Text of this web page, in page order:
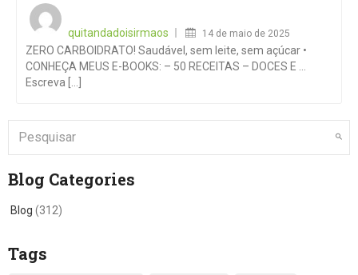
quitandadoisirmaos
14 de maio de 2025
ZERO CARBOIDRATO! Saudável, sem leite, sem açúcar •
CONHEÇA MEUS E-BOOKS: – 50 RECEITAS – DOCES E …
Escreva [...]
Blog Categories
Blog (312)
Tags